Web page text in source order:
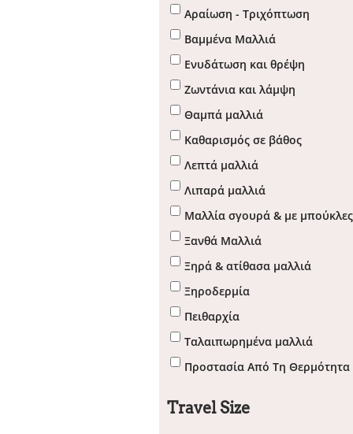
Αραίωση - Τριχόπτωση
Βαμμένα Μαλλιά
Ενυδάτωση και θρέψη
Ζωντάνια και λάμψη
Θαμπά μαλλιά
Καθαρισμός σε βάθος
Λεπτά μαλλιά
Λιπαρά μαλλιά
Μαλλία σγουρά & με μπούκλες
Ξανθά Μαλλιά
Ξηρά & ατίθασα μαλλιά
Ξηροδερμία
Πειθαρχία
Ταλαιπωρημένα μαλλιά
Προστασία Από Τη Θερμότητα
Travel Size